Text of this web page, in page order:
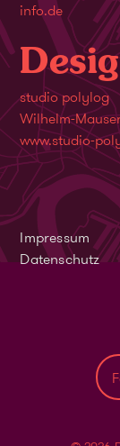
info.de
studio polylog
Wilhelm-
www.studio-
Impressum
Datenschutz